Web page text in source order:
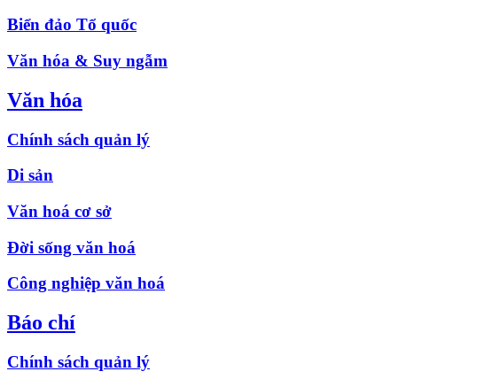
Biển đảo Tổ quốc
Văn hóa & Suy ngẫm
Văn hóa
Chính sách quản lý
Di sản
Văn hoá cơ sở
Đời sống văn hoá
Công nghiệp văn hoá
Báo chí
Chính sách quản lý